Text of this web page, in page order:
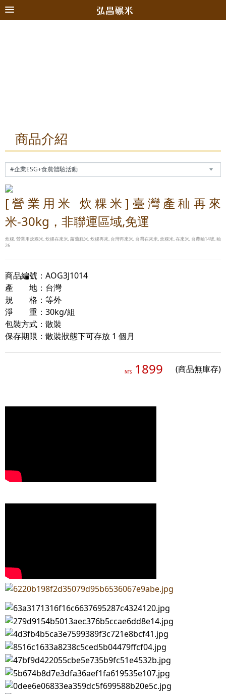
商品介紹
[營業用米 炊粿米]臺灣產秈再來
米-30kg，非聯運區域,免運
炊粿, 營業用炊粿米, 炊粿在來米, 蘿蔔糕米, 炊粿再來, 台灣再來米, 台灣在來米, 炊粿米, 在來米, 台農秈14號, 秈
26
商品編號：AOG3J1014
產 地：台灣
規 格：等外
淨 重：30kg/組
包裝方式：散裝
保存期限：散裝狀態下可存放 1 個月
NT$ 1899 (商品無庫存)